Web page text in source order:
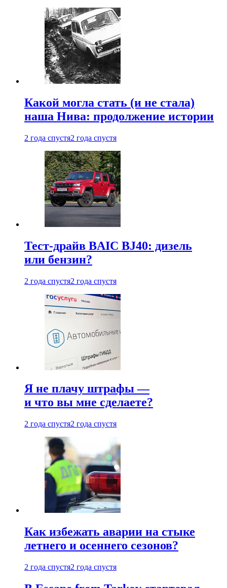
Какой могла стать (и не стала)
наша Нива: продолжение истории
2 года спустя2 года спустя
Тест-драйв BAIC BJ40: дизель
или бензин?
2 года спустя2 года спустя
Я не плачу штрафы —
и что вы мне сделаете?
2 года спустя2 года спустя
Как избежать аварии на стыке
летнего и осеннего сезонов?
2 года спустя2 года спустя